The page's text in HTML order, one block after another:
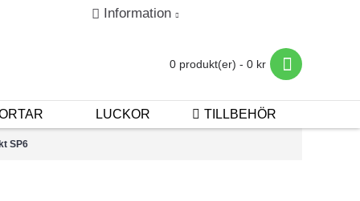
Information
0 produkt(er) - 0 kr
LUCKOR TILLBEHÖR
SP6